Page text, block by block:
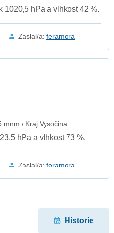
1020,5 hPa a vlhkost 42 %.
Zaslal/a: feramora
mnm / Kraj Vysočina
hPa a vlhkost 73 %.
Zaslal/a: feramora
Historie